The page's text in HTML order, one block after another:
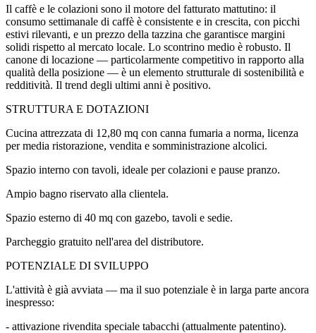
Il caffè e le colazioni sono il motore del fatturato mattutino: il
consumo settimanale di caffè è consistente e in crescita, con picchi
estivi rilevanti, e un prezzo della tazzina che garantisce margini
solidi rispetto al mercato locale. Lo scontrino medio è robusto. Il
canone di locazione — particolarmente competitivo in rapporto alla
qualità della posizione — è un elemento strutturale di sostenibilità e
redditività. Il trend degli ultimi anni è positivo.
STRUTTURA E DOTAZIONI
Cucina attrezzata di 12,80 mq con canna fumaria a norma, licenza
per media ristorazione, vendita e somministrazione alcolici.
Spazio interno con tavoli, ideale per colazioni e pause pranzo.
Ampio bagno riservato alla clientela.
Spazio esterno di 40 mq con gazebo, tavoli e sedie.
Parcheggio gratuito nell'area del distributore.
POTENZIALE DI SVILUPPO
L'attività è già avviata — ma il suo potenziale è in larga parte ancora
inespresso:
- attivazione rivendita speciale tabacchi (attualmente patentino).